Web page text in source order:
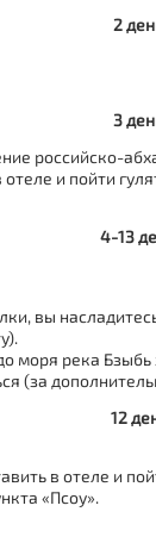
2
3
российско-
и пойти
4-13
вы
моря река
(за
12
в отеле и
«Псоу».